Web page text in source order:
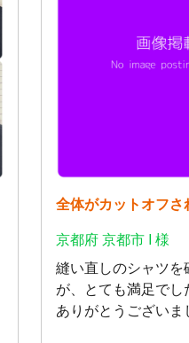
全体がカットオフ
京都府 京都市 I 様
縫い直しのシャツ
が、とても満足でし
ありがとうございま